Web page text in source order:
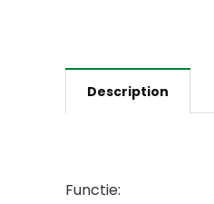
Description
Functie: